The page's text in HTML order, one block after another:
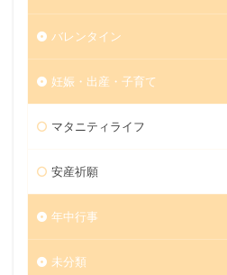
バレンタイン
妊娠・出産・子育て
マタニティライフ
安産祈願
年中行事
未分類